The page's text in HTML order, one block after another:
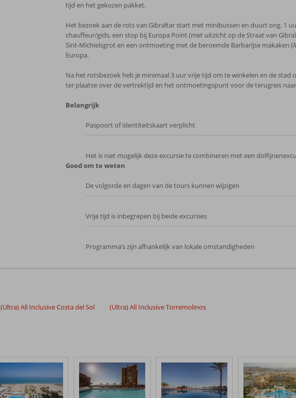
tijd en het gekozen pakket.
Het bezoek aan de rots van Gibraltar start met minibussen en duurt ong. 1
chauffeur/gids, een stop bij Europa Point (met uitzicht op de Straat van
Sint-Michielsgrot en een ontmoeting met de beroemde Barbarijse makaken (
Europa.
Na het rotsbezoek heb je minimaal 3 uur vrije tijd om te winkelen en de stad
ter plaatse over de vertrektijd en het ontmoetingspunt voor de terugreis naar
Belangrijk
Paspoort of identiteitskaart verplicht
Het is niet mogelijk deze excursie te combineren met een
Goed om te weten
De volgorde en dagen van de tours kunnen wijzigen
Vrije tijd is inbegrepen bij beide excursies
Programma’s zijn afhankelijk van lokale omstandigheden
(Ultra) All Inclusive Costa del Sol (Ultra) All Inclusive Torremolinos